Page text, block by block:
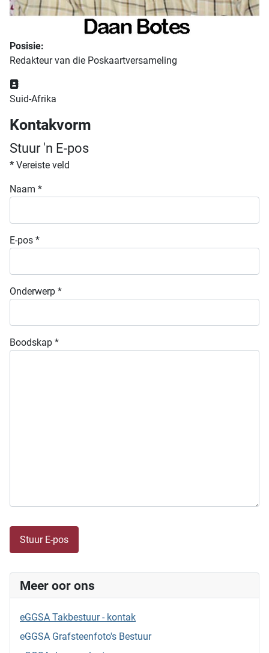
Meer oor ons
eGGSA Takbestuur - kontak
eGGSA Grafsteenfoto's Bestuur
Posisie:
Redakteur van die Poskaartversameling
Adres:
Suid-Afrika
Kontakvorm
Stuur 'n E-pos
* Vereiste veld
Naam *
E-pos *
Onderwerp *
Boodskap *
Stuur E-pos